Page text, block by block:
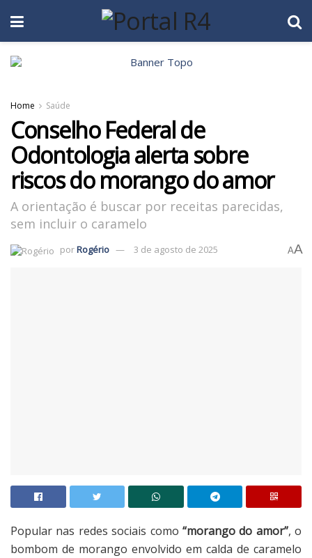
Home Saúde
Conselho Federal de
Odontologia alerta sobre
riscos do morango do amor
A orientação é buscar por receitas parecidas,
sem incluir o caramelo
porRogério 3 de agosto de 2025 AA
Popular nas redes sociais como “morango do amor”, o
bombom de morango envolvido em calda de caramelo